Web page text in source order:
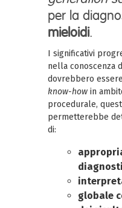
per la
mieloidi.
I significativi
nella conoscenza
dovrebbero
know-how in
procedurale,
permetterebbe
di:
globale